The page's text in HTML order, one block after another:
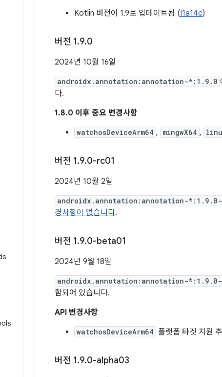
Kotlin 버전이 1.9로 업데이트됨 (I1a14c)
버전 1.9.0
2024년 10월 16일
androidx.annotation:annotation-*:1.9.0
다.
1.8.0 이후 중요 변경사항
watchosDeviceArm64 , mingwX64 ,
버전 1.9.0-rc01
2024년 10월 2일
androidx.annotation:annotation-*:1.9.0-
경사항이 없습니다.
버전 1.9.0-beta01
2024년 9월 18일
androidx.annotation:annotation-*:1.9.0-
함되어 있습니다.
API 변경사항
watchosDeviceArm64 플랫폼 타겟 지원
버전 1.9.0-alpha03